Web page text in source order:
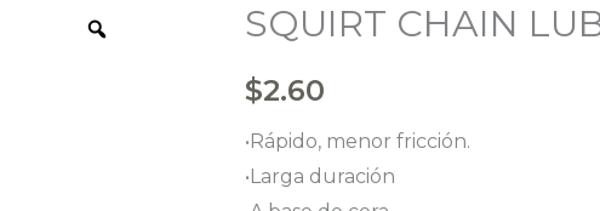
SQUIRT CHAIN
$2.60
•Rápido, menor fricción.
•Larga duración